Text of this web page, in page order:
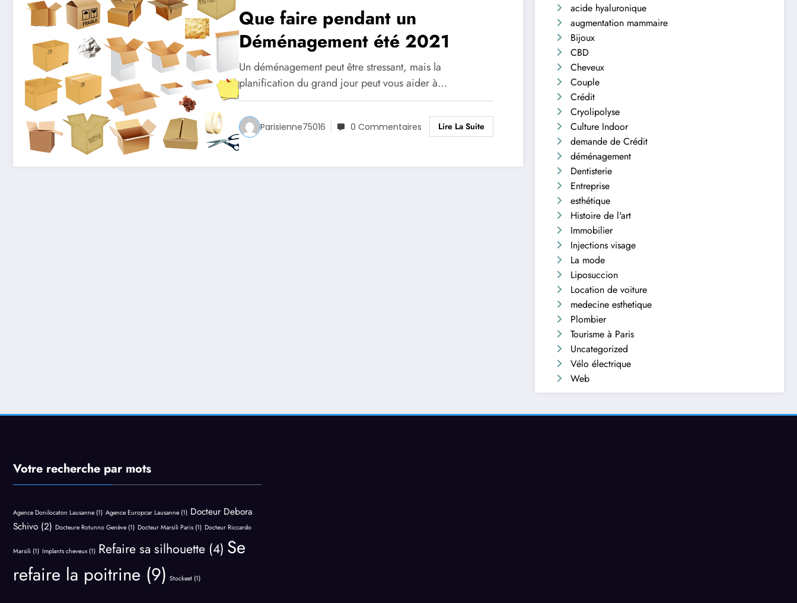
Que faire pendant un
Déménagement été 2021
Un déménagement peut être stressant, mais la
planification du grand jour peut vous aider à…
Parisienne75016 0 Commentaires Lire La Suite
acide hyaluronique
augmentation mammaire
Bijoux
CBD
Cheveux
Couple
Crédit
Cryolipolyse
Culture Indoor
demande de Crédit
déménagement
Dentisterie
Entreprise
esthétique
Histoire de l'art
Immobilier
Injections visage
La mode
Liposuccion
Location de voiture
medecine esthetique
Plombier
Tourisme à Paris
Uncategorized
Vélo électrique
Web
Votre recherche par mots
Agence Donilocaton Lausanne (1) Agence Europcar Lausanne (1) Docteur Debora
Schivo (2) Docteure Rotunno Genève (1) Docteur Marsili Paris (1) Docteur Riccardo
Marsili (1) Implants cheveux(1) Refaire sa silhouette (4) Se
refaire la poitrine (9) Stockeet (1)